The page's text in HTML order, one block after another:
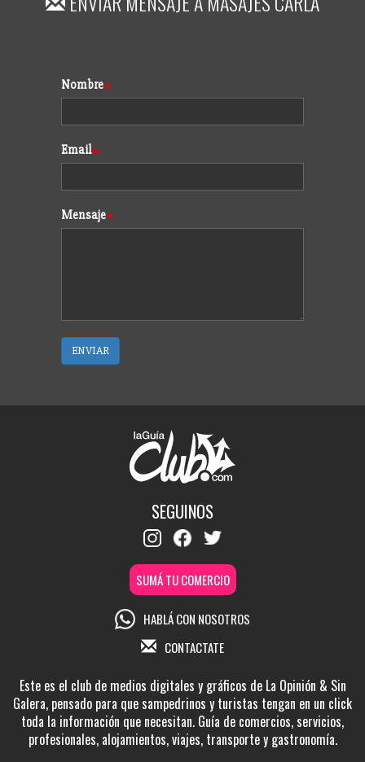
Formulario
Nombre
Email
Mensaje
ENVIAR
SEGUINOS
SUMÁ TU COMERCIO
HABLÁ CON NOSOTROS
CONTACTATE
Este es el club de medios digitales y gráficos de La Opinión & Sin
Galera, pensado para que sampedrinos y turistas tengan en un click
toda la información que necesitan. Guía de comercios, servicios,
profesionales, alojamientos, viajes, transporte y gastronomía.